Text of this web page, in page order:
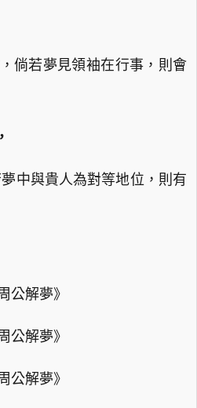
倘若夢見領袖在行事，則會
中與貴人為對等地位，則有
公解夢》
公解夢》
公解夢》